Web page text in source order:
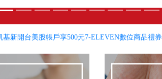
新開台美股帳戶享500元7-ELEVEN數位商品禮券